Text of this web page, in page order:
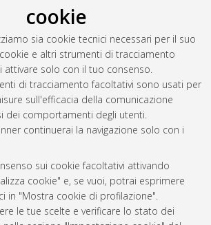
cookie
sia cookie tecnici necessari per il suo
e altri strumenti di tracciamento
attivare solo con il tuo consenso.
di tracciamento facoltativi sono usati per
sull'efficacia della comunicazione
dei comportamenti degli utenti.
continuerai la navigazione solo con i
sui cookie facoltativi attivando
cookie" e, se vuoi, potrai esprimere
in "Mostra cookie di profilazione".
le tue scelte e verificare lo stato dei
Vedi altre statistiche
del documento:
Acta
2038-7954
-
10.17616/R3P19R